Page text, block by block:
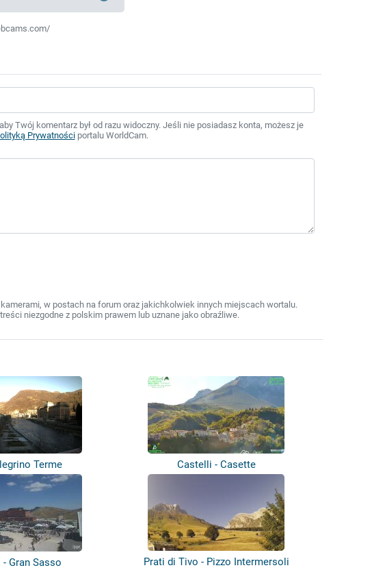
Twój komentarz był od razu widoczny. Jeśli nie posiadasz konta, możesz je
Prywatnościportalu WorldCam.
w postach na forum oraz jakichkolwiek innych miejscach wortalu.
niezgodne z polskim prawem lub uznane jako obraźliwe.
Terme Castelli - Casette
Gran Sasso Prati di Tivo - Pizzo Intermersoli